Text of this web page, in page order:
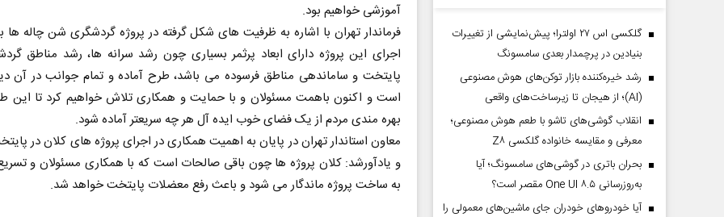
آموزشی خواهیم بود.
فرماندار تهران با اشاره به ظرفیت های شکل گرفته در پروژه گردشگری شن چاله ها
اجرای این پروژه دارای ابعاد پرثمر بسیاری چون رشد سرانه ها، رشد مناطق
پایتخت و ساماندهی مناطق فرسوده می باشد، طرح آماده و تمام جوانب در آن
است و اکنون باهمت مسئولان و با حمایت و همکاری تلاش خواهیم کرد تا این
بهره مندی مردم از یک فضای خوب ایده آل هر چه سریعتر آماده شود.
معاون استاندار تهران در پایان به اهمیت همکاری در اجرای پروژه های کلان در
و یادآورشد: کلان پروژه ها چون باقی صالحات است که با همکاری مسئولان و
به ساخت پروژه ماندگار می شود و باعث رفع معضلات پایتخت خواهد شد.
گلکسی اس ۲۷ اولترا؛ پیش‌نمایشی از تغییرات
بنیادین در پرچمدار بعدی سامسونگ
رشد خیره‌کننده بازار توکن‌های هوش مصنوعی
(AI)؛ از هیجان تا زیرساخت‌های واقعی
انقلاب گوشی‌های تاشو‌ با طعم هوش مصنوعی؛
معرفی و مقایسه خانواده گلکسی Z۸
بحران باتری در گوشی‌های سامسونگ؛ آیا
به‌روزرسانی One UI ۸.۵ مقصر است؟
آیا خودروهای خودران جای ماشین‌های معمولی را